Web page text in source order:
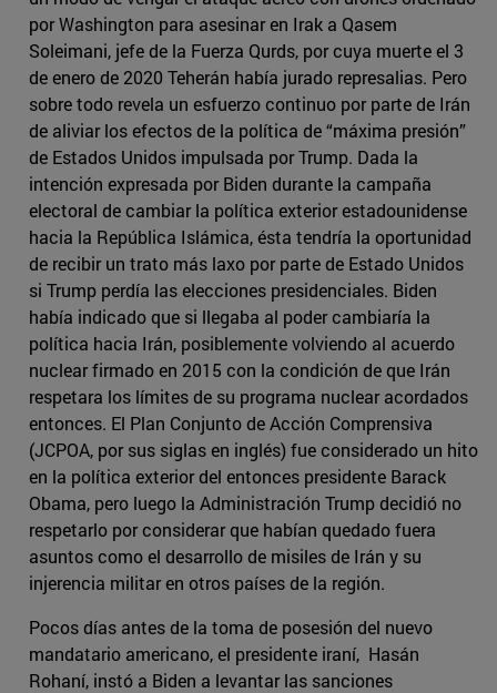
por Washington para asesinar en Irak a Qasem
Soleimani, jefe de la Fuerza Qurds, por cuya muerte el 3
de enero de 2020 Teherán había jurado represalias. Pero
sobre todo revela un esfuerzo continuo por parte de Irán
de aliviar los efectos de la política de “máxima presión”
de Estados Unidos impulsada por Trump. Dada la
intención expresada por Biden durante la campaña
electoral de cambiar la política exterior estadounidense
hacia la República Islámica, ésta tendría la oportunidad
de recibir un trato más laxo por parte de Estado Unidos
si Trump perdía las elecciones presidenciales. Biden
había indicado que si llegaba al poder cambiaría la
política hacia Irán, posiblemente volviendo al acuerdo
nuclear firmado en 2015 con la condición de que Irán
respetara los límites de su programa nuclear acordados
entonces. El Plan Conjunto de Acción Comprensiva
(JCPOA, por sus siglas en inglés) fue considerado un hito
en la política exterior del entonces presidente Barack
Obama, pero luego la Administración Trump decidió no
respetarlo por considerar que habían quedado fuera
asuntos como el desarrollo de misiles de Irán y su
injerencia militar en otros países de la región.
Pocos días antes de la toma de posesión del nuevo
mandatario americano, el presidente iraní, Hasán
Rohaní, instó a Biden a levantar las sanciones